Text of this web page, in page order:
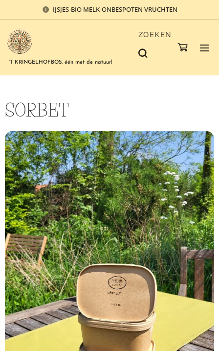
IJSJES-BIO MELK-ONBESPOTEN VRUCHTEN
'T KRINGELHOFBOS, één met de natuur!
ZOEKEN
SORBET